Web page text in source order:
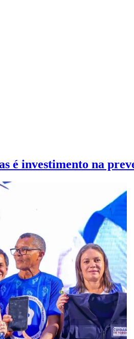
é investimento na